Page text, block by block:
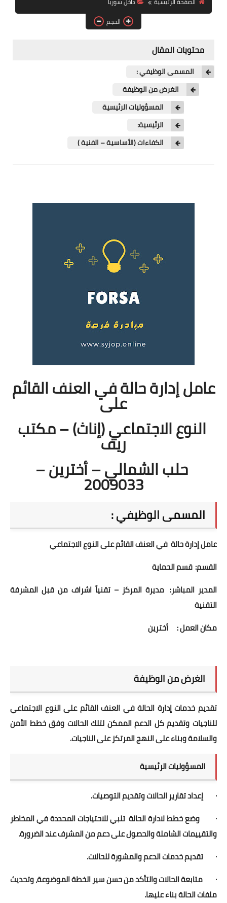
فرص عمل في العراق
فرص عمل في اليمن
الحجم
محتويات المقال
المسمى الوظيفي :
الغرض من الوظيفة
المسؤوليات الرئيسية
الرئيسية:
الكفاءات (الأساسية – الفنية )
عامل إدارة حالة في العنف القائم
على
النوع الاجتماعي (إناث) – مكتب
ريف
حلب الشمالي – أخترين –
2009033
المسمى الوظيفي :
عامل إدارة حالة في العنف القائم على النوع الاجتماعي
القسم: قسم الحماية
المدير المباشر: مديرة المركز – تقنياً اشراف من قبل المشرفة
التقنية
مكان العمل :
أخترين
الغرض من الوظيفة
تقديم خدمات إدارة الحالة في العنف القائم على النوع الاجتماعي
للناجيات وتقديم كل الدعم الممكن لتلك الحالات وفق خطط الأمن
والسلامة وبناء على النهج المرتكز على الناجيات.
المسؤوليات الرئيسية
· إعداد تقارير الحالات وتقديم التوصيات.
· وضع خطط لادارة الحالة تلبي للاحتياجات المحددة في المخاطر
والتقييمات الشاملة والحصول على دعم من المشرف عند الضرورة.
· تقديم خدمات الدعم والمشورة للحالات.
· متابعة الحالات والتأكد من حسن سير الخطة الموضوعة، وتحديث
ملفات الحالة بناء عليها.